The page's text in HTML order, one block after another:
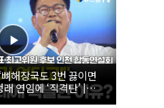
해장국도 3번 끓이면
연임에 ‘직격탄’ |
당대표·최고위원 후